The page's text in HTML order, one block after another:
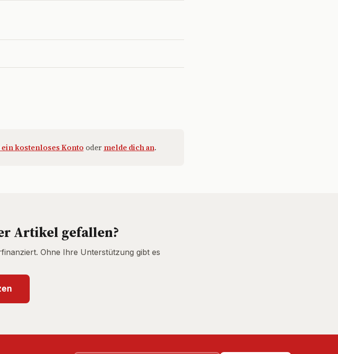
kostenloses Konto oder melde dich an.
Artikel gefallen?
Ohne Ihre Unterstützung gibt es